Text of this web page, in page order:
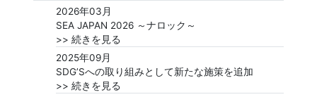
2026年03月
SEA JAPAN 2026 ～ナロック～
>> 続きを見る
2025年09月
SDG’Sへの取り組みとして新たな施策を追加
>> 続きを見る